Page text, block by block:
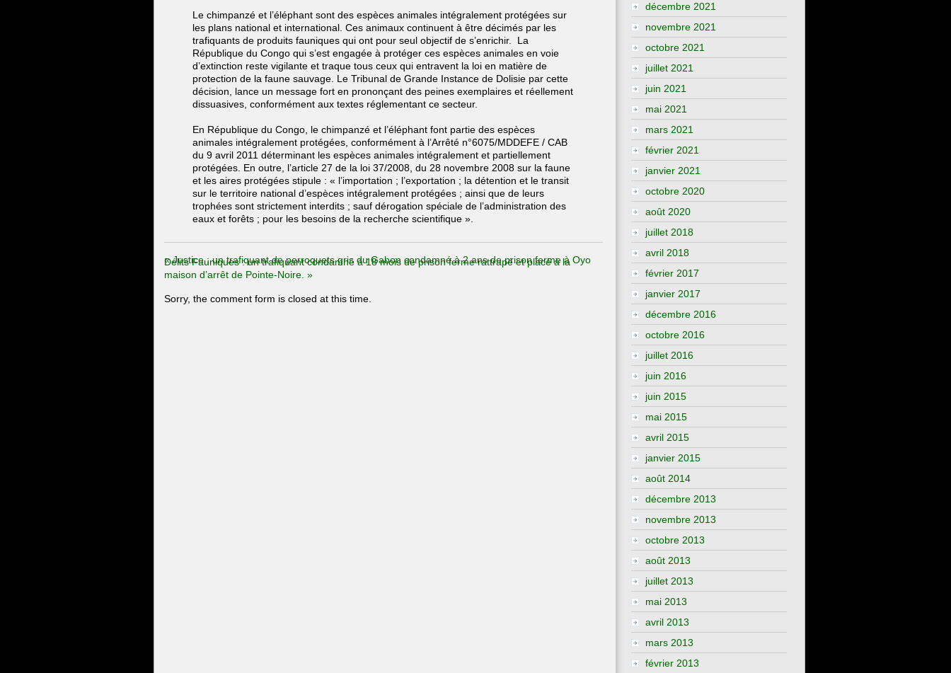
Le chimpanzé et l’éléphant sont des espèces animales intégralement protégées sur
les plans national et international. Ces animaux continuent à être décimés par les
trafiquants de produits fauniques qui ont pour seul objectif de s’enrichir. La
République du Congo qui s’est engagée à protéger ces espèces animales en voie
d’extinction reste vigilante et traque tous ceux qui entravent la loi en matière de
protection de la faune sauvage. Le Tribunal de Grande Instance de Dolisie par cette
décision, lance un message fort en prononçant des peines exemplaires et réellement
dissuasives, conformément aux textes réglementant ce secteur.
En République du Congo, le chimpanzé et l’éléphant font partie des espèces
animales intégralement protégées, conformément à l’Arrêté n°6075/MDDEFE / CAB
du 9 avril 2011 déterminant les espèces animales intégralement et partiellement
protégées. En outre, l’article 27 de la loi 37/2008, du 28 novembre 2008 sur la faune
et les aires protégées stipule : « l’importation ; l’exportation ; la détention et le transit
sur le territoire national d’espèces intégralement protégées ; ainsi que de leurs
trophées sont strictement interdits ; sauf dérogation spéciale de l’administration des
eaux et forêts ; pour les besoins de la recherche scientifique ».
«Justice : un trafiquant de perroquets gris du Gabon condamné à 2 ans de prison ferme à Oyo
Délits Fauniques : un trafiquant condamné à 18 mois de prison ferme rattrapé et placé à la
maison d’arrêt de Pointe-Noire. »
Sorry, the comment form is closed at this time.
décembre 2021
novembre 2021
octobre 2021
juillet 2021
juin 2021
mai 2021
mars 2021
février 2021
janvier 2021
octobre 2020
août 2020
juillet 2018
avril 2018
février 2017
janvier 2017
décembre 2016
octobre 2016
juillet 2016
juin 2016
juin 2015
mai 2015
avril 2015
janvier 2015
août 2014
décembre 2013
novembre 2013
octobre 2013
août 2013
juillet 2013
mai 2013
avril 2013
mars 2013
février 2013